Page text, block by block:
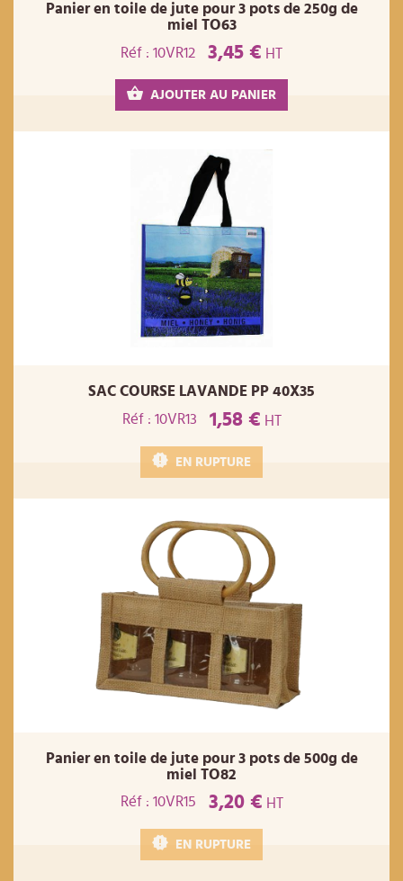
Panier en toile de jute pour 3 pots de 250g de
miel TO63
Réf : 10VR12
3,45 € HT
AJOUTER AU PANIER
SAC COURSE LAVANDE PP 40X35
Réf : 10VR13
1,58 € HT
EN RUPTURE
Panier en toile de jute pour 3 pots de 500g de
miel TO82
Réf : 10VR15
3,20 € HT
EN RUPTURE